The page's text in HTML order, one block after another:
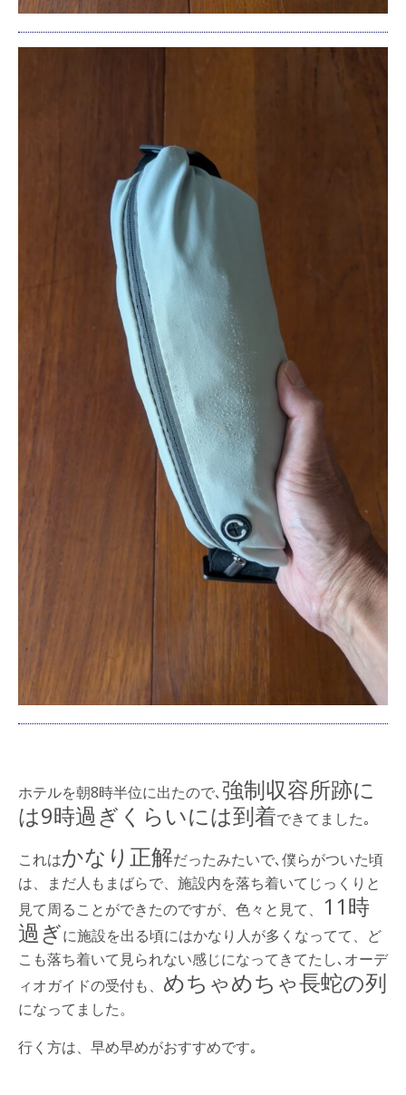
ホテルを朝8時半位に出たので､強制収容所跡に
は9時過ぎくらいには到着できてました｡
これはかなり正解だったみたいで､僕らがついた頃
は、まだ人もまばらで、施設内を落ち着いてじっくりと
見て周ることができたのですが、色々と見て、 11時
過ぎに施設を出る頃にはかなり人が多くなってて、ど
こも落ち着いて見られない感じになってきてたし､オーデ
ィオガイドの受付も、 めちゃめちゃ長蛇の列
になってました。
行く方は、早め早めがおすすめです｡